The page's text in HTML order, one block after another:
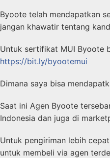
Byoote telah mendapatkan
jangan khawatir tentang
Untuk sertifikat MUI Byoote
https://bit.ly/byootemui
Dimana saya bisa
Saat ini Agen Byoote
Indonesia dan juga di
Untuk pengiriman lebih
untuk membeli via agen